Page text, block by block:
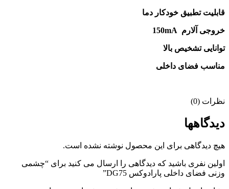
قابلیت تطبیق خودکار دما
خروجی آلارم 150mA
توانایی تشخیص بالا
مناسب فضای داخلی
نظرات (0)
دیدگاهها
هیچ دیدگاهی برای این محصول نوشته نشده است.
اولین نفری باشید که دیدگاهی را ارسال می کنید برای “چشمی
وزنی فضای داخلی پارادوکس DG75”